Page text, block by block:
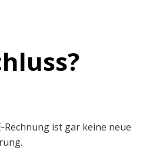
ist gar keine neue